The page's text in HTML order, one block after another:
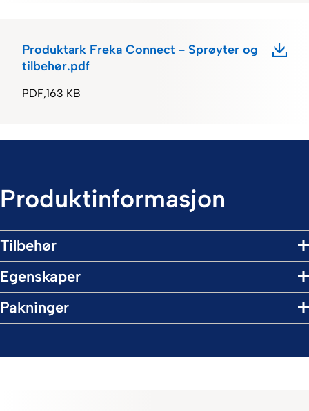
163 KB
PDF
Produktark Freka Connect - Sprøyter og
tilbehør.pdf
Produktinformasjon
Tilbehør
Egenskaper
Pakninger